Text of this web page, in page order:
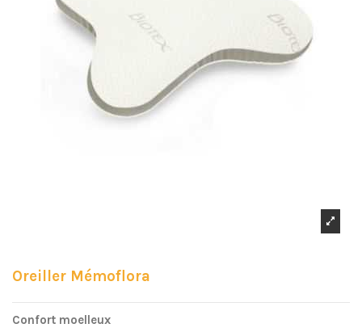
Oreiller Mémoflora
Confort moelleux